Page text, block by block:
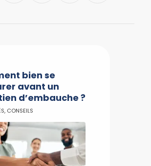
bien se
avant un
d’embauche ?
, CONSEILS